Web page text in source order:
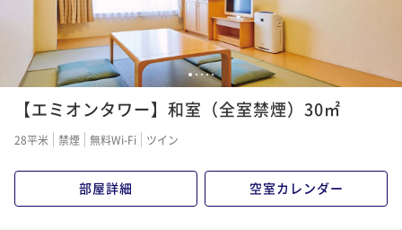
1 2345
【エミオンタワー】和室（全室禁煙）30㎡
28平米 禁煙 無料Wi-Fi ツイン
部屋詳細 空室カレンダー